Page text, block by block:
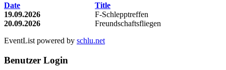
Date Title
19.09.2026
F-Schlepptreffen
20.09.2026
Freundschaftsfliegen
EventList powered by schlu.net
Benutzer Login